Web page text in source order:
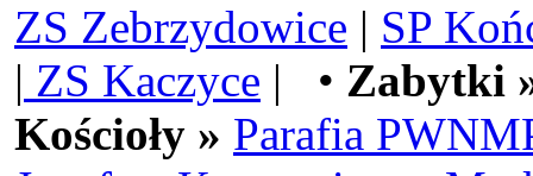
ZS Zebrzydowice | SP
| ZS Kaczyce | • Zabytki
Kościoły » Parafia